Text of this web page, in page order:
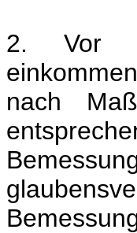
2. Vor
nach